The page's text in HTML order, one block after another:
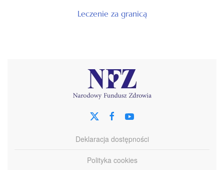
Leczenie za granicą
Deklaracja dostępności
Polityka cookies